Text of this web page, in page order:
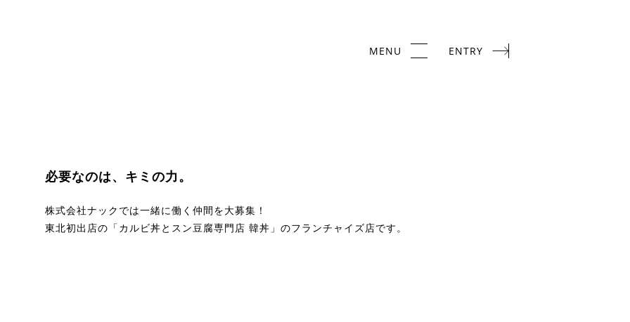
必要なのは、キミの力。
株式会社ナックでは一緒に働く仲間を大募集！
東北初出店の「カルビ丼とスン豆腐専門店 韓丼」のフランチャイズ店です。